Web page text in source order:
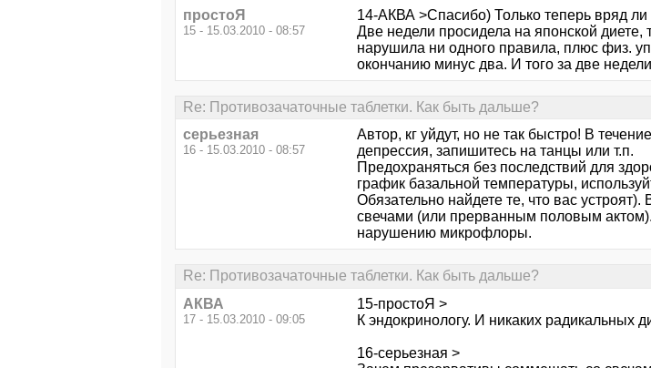
простоЯ
15 - 15.03.2010 - 08:57
14-АКВА >Спасибо) Только теперь вряд
Две недели просидела на японской диете,
нарушила ни одного правила, плюс физ.
окончанию минус два. И того за две
Re: Противозачаточные таблетки. Как быть дальше?
серьезная
16 - 15.03.2010 - 08:57
Автор, кг уйдут, но не так быстро! В
депрессия, запишитесь на танцы или т.п.
Предохраняться без последствий для
график базальной температуры,
Обязательно найдете те, что вас
свечами (или прерванным половым
нарушению микрофлоры.
Re: Противозачаточные таблетки. Как быть дальше?
АКВА
17 - 15.03.2010 - 09:05
15-простоЯ >
К эндокринологу. И никаких радикальных
16-серьезная >